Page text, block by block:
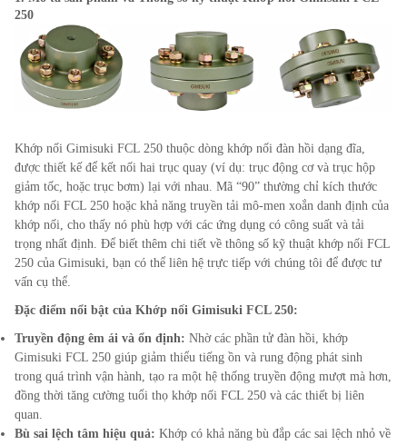
250
Khớp nối Gimisuki FCL 250 thuộc dòng khớp nối đàn hồi dạng đĩa,
được thiết kế để kết nối hai trục quay (ví dụ: trục động cơ và trục hộp
giảm tốc, hoặc trục bơm) lại với nhau. Mã “90” thường chỉ kích thước
khớp nối FCL 250 hoặc khả năng truyền tải mô-men xoắn danh định của
khớp nối, cho thấy nó phù hợp với các ứng dụng có công suất và tải
trọng nhất định. Để biết thêm chi tiết về thông số kỹ thuật khớp nối FCL
250 của Gimisuki, bạn có thể liên hệ trực tiếp với chúng tôi để được tư
vấn cụ thể.
Đặc điểm nổi bật của Khớp nối Gimisuki FCL 250:
Truyền động êm ái và ổn định: Nhờ các phần tử đàn hồi, khớp
Gimisuki FCL 250 giúp giảm thiểu tiếng ồn và rung động phát sinh
trong quá trình vận hành, tạo ra một hệ thống truyền động mượt mà hơn,
đồng thời tăng cường tuổi thọ khớp nối FCL 250 và các thiết bị liên
quan.
Bù sai lệch tâm hiệu quả: Khớp có khả năng bù đắp các sai lệch nhỏ về